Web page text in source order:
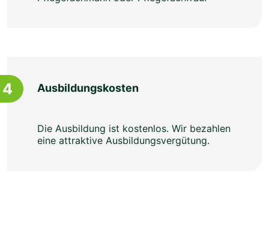
4 Ausbildungskosten
Die Ausbildung ist kostenlos. Wir bezahlen
eine attraktive Ausbildungsvergütung.